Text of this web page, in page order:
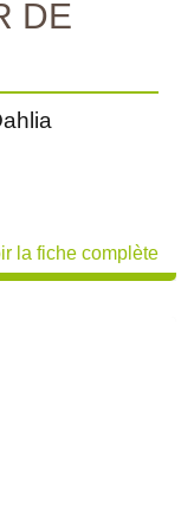
DE
la fiche complète